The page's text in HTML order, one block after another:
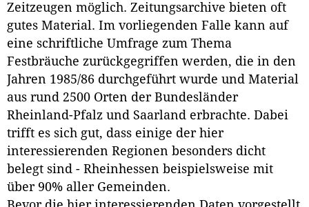
Zeitzeugen möglich. Zeitungsarchive bieten oft
gutes Material. Im vorliegenden Falle kann auf
eine schriftliche Umfrage zum Thema
Festbräuche zurückgegriffen werden, die in den
Jahren 1985/86 durchgeführt wurde und Material
aus rund 2500 Orten der Bundesländer
Rheinland-Pfalz und Saarland erbrachte. Dabei
trifft es sich gut, dass einige der hier
interessierenden Regionen besonders dicht
belegt sind - Rheinhessen beispielsweise mit
über 90% aller Gemeinden.